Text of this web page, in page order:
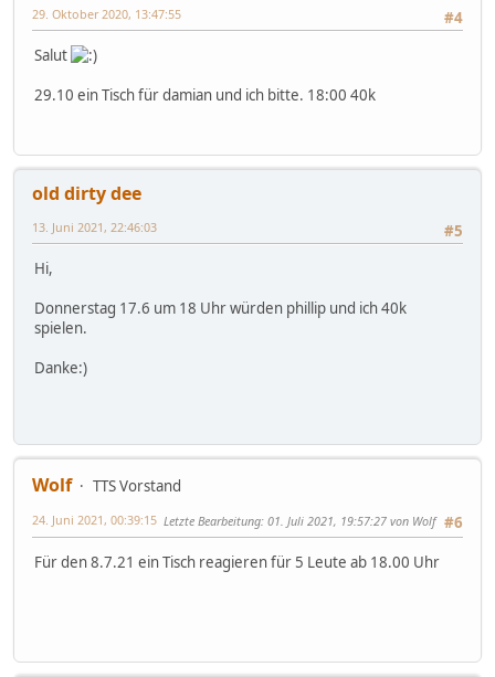
#4
29. Oktober 2020, 13:47:55
Salut
29.10 ein Tisch für damian und ich bitte. 18:00 40k
old dirty dee
#5
13. Juni 2021, 22:46:03
Hi,
Donnerstag 17.6 um 18 Uhr würden phillip und ich 40k
spielen.
Danke:)
Wolf
TTS Vorstand
#6
24. Juni 2021, 00:39:15 Letzte Bearbeitung: 01. Juli 2021, 19:57:27 von Wolf
Für den 8.7.21 ein Tisch reagieren für 5 Leute ab 18.00 Uhr